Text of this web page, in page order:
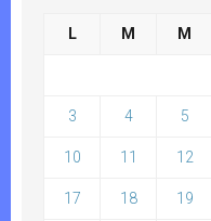
L M M
3 4 5
10 11 12
17 18 19